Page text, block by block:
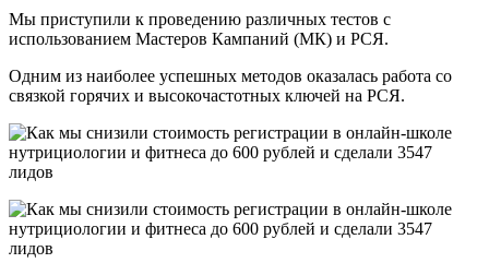
Мы приступили к проведению различных тестов с
использованием Мастеров Кампаний (МК) и РСЯ.
Одним из наиболее успешных методов оказалась работа со
связкой горячих и высокочастотных ключей на РСЯ.